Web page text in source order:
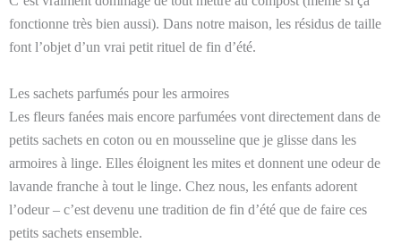
fonctionne très bien aussi). Dans notre maison, les résidus de taille
font l’objet d’un vrai petit rituel de fin d’été.
Les sachets parfumés pour les armoires
Les fleurs fanées mais encore parfumées vont directement dans de
petits sachets en coton ou en mousseline que je glisse dans les
armoires à linge. Elles éloignent les mites et donnent une odeur de
lavande franche à tout le linge. Chez nous, les enfants adorent
l’odeur – c’est devenu une tradition de fin d’été que de faire ces
petits sachets ensemble.